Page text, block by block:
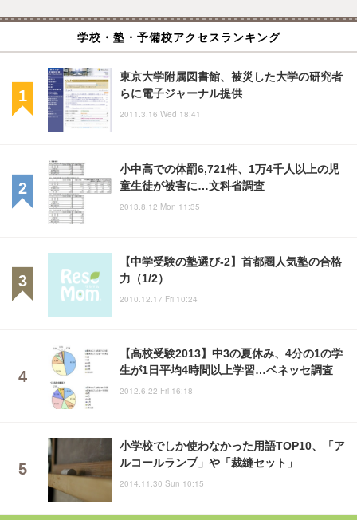
学校・塾・予備校アクセスランキング
東京大学附属図書館、被災した大学の研究者
らに電子ジャーナル提供
2011.3.16 Wed 18:41
小中高での体罰6,721件、1万4千人以上の児
童生徒が被害に…文科省調査
2013.8.12 Mon 11:35
【中学受験の塾選び-2】首都圏人気塾の合格
力（1/2）
2010.12.17 Fri 10:24
【高校受験2013】中3の夏休み、4分の1の学
生が1日平均4時間以上学習…ベネッセ調査
2012.6.22 Fri 16:18
小学校でしか使わなかった用語TOP10、「ア
ルコールランプ」や「裁縫セット」
2014.11.30 Sun 10:15